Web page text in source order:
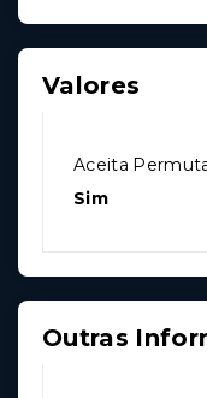
Valores
Aceita
Sim
Outras